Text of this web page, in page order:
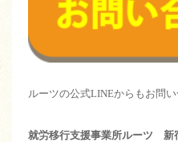
ルーツの公式LINEからもお問い
就労移行支援事業所ルーツ 新